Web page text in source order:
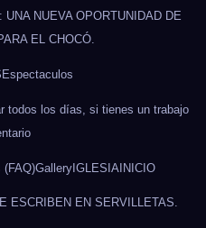
NUEVA OPORTUNIDAD DE
EL CHOCÓ.
Espectaculos
todos los días, si tienes un trabajo
(FAQ)GalleryIGLESIAINICIO
ESCRIBEN EN SERVILLETAS.